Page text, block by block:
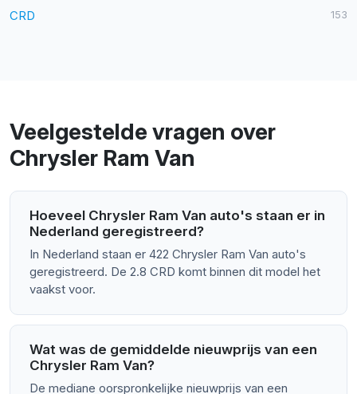
CRD 153
Veelgestelde vragen over
Chrysler Ram Van
Hoeveel Chrysler Ram Van auto's staan er in
Nederland geregistreerd?
In Nederland staan er 422 Chrysler Ram Van auto's
geregistreerd. De 2.8 CRD komt binnen dit model het
vaakst voor.
Wat was de gemiddelde nieuwprijs van een
Chrysler Ram Van?
De mediane oorspronkelijke nieuwprijs van een